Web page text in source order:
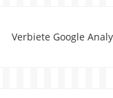
Verbiete Google